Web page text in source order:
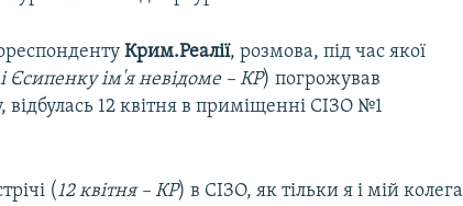
Крим.Реалії, розмова, під час якої
Єсипенку ім'я невідоме – КР) погрожував
12 квітня в приміщенні СІЗО №1
(12 квітня – КР) в СІЗО, як тільки я і мій колега